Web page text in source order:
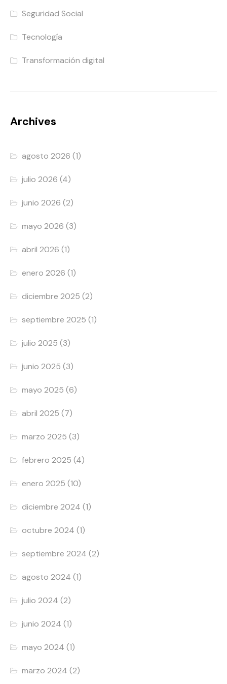
Seguridad Social
Tecnología
Transformación digital
Archives
agosto 2026 (1)
julio 2026 (4)
junio 2026 (2)
mayo 2026 (3)
abril 2026 (1)
enero 2026 (1)
diciembre 2025 (2)
septiembre 2025 (1)
julio 2025 (3)
junio 2025 (3)
mayo 2025 (6)
abril 2025 (7)
marzo 2025 (3)
febrero 2025 (4)
enero 2025 (10)
diciembre 2024 (1)
octubre 2024 (1)
septiembre 2024 (2)
agosto 2024 (1)
julio 2024 (2)
junio 2024 (1)
mayo 2024 (1)
marzo 2024 (2)